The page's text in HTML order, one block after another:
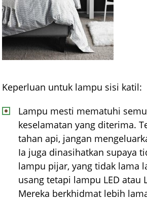
Keperluan untuk lampu sisi katil:
Lampu mesti mematuhi
keselamatan yang diterima.
tahan api, jangan
Ia juga dinasihatkan supaya
lampu pijar, yang tidak lama
usang tetapi lampu LED atau
Mereka berkhidmat lebih